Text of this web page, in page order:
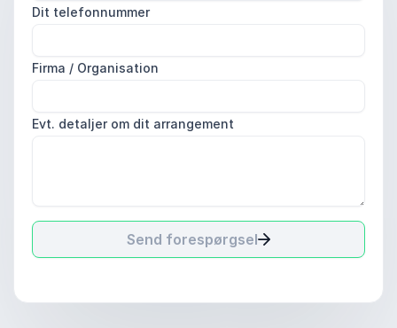
Dit telefonnummer
Firma / Organisation
Evt. detaljer om dit arrangement
Send forespørgsel